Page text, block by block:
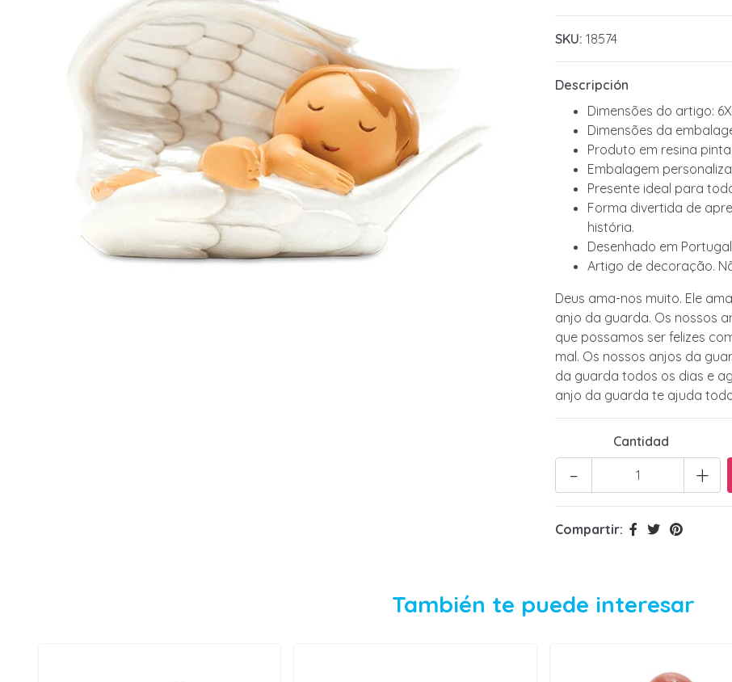
SKU: 18574
Descripción
Dimensões do artigo:
Dimensões da
Produto em resina
Embalagem
Presente ideal para
Forma divertida de
história.
Desenhado em
Artigo de decoração.
Deus ama-nos muito. Ele
anjo da guarda. Os nossos
que possamos ser felizes
mal. Os nossos anjos da
da guarda todos os dias e
anjo da guarda te ajuda
Cantidad
+
-
Compartir:
También te puede interesar